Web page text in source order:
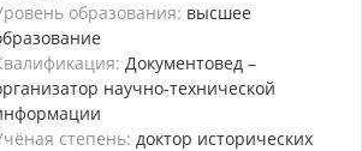
образования: высшее
Документовед –
научно-технической
степень: доктор исторических